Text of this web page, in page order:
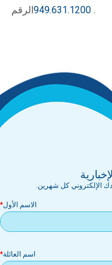
الرقم949.631.1200
الإلكتروني كل شهرين.
الاسم الأول
اسم العائلة